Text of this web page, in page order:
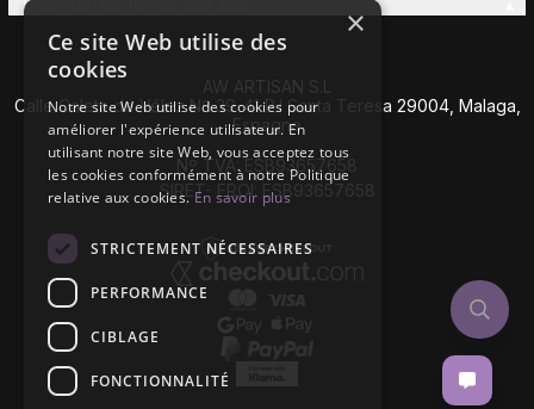
AW ARTISAN S.L
Calle Caleta de Vélez Nº 39-41 P.I Santa Teresa 29004, Malaga,
Espagne
Nº TVA: ESB93657658
SIRET- EROI: ESB93657658
×
Ce site Web utilise des
cookies
Notre site Web utilise des cookies pour
améliorer l'expérience utilisateur. En
utilisant notre site Web, vous acceptez tous
les cookies conformément à notre Politique
relative aux cookies.En savoir plus
STRICTEMENT NÉCESSAIRES
PERFORMANCE
CIBLAGE
FONCTIONNALITÉ